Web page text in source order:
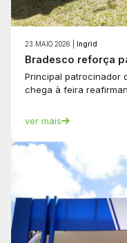
23.MAIO.2026 | Ingrid
Bradesco reforça
Principal patrocinador
chega à feira
ver mais